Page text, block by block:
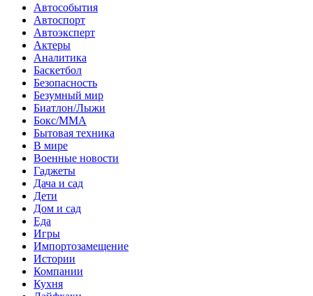
Автособытия
Автоспорт
Автоэксперт
Актеры
Аналитика
Баскетбол
Безопасность
Безумный мир
Биатлон/Лыжи
Бокс/MMA
Бытовая техника
В мире
Военные новости
Гаджеты
Дача и сад
Дети
Дом и сад
Еда
Игры
Импортозамещение
Истории
Компании
Кухня